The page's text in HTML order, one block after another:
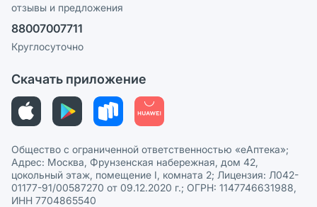
Ваши товары на ЕАПТЕКЕ
Политика конфиденциальности
Пользовательское соглашение
Политика рекомендаций
Этика и соответствие
Политика в отношении обработки персональных данных
отзывы и предложения
88007007711
Круглосуточно
Скачать приложение
Общество с ограниченной ответственностью «еАптека»;
Адрес: Москва, Фрунзенская набережная, дом 42,
цокольный этаж, помещение I, комната 2; Лицензия: Л042-
01177-91/00587270 от 09.12.2020 г.; ОГРН: 1147746631988,
ИНН 7704865540